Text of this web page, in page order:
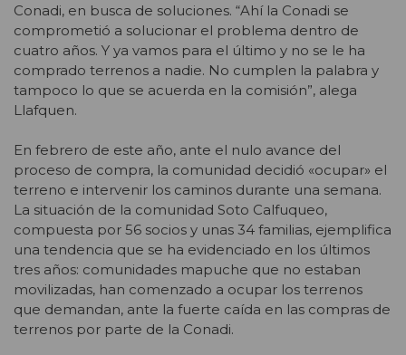
Conadi, en busca de soluciones. “Ahí la Conadi se
comprometió a solucionar el problema dentro de
cuatro años. Y ya vamos para el último y no se le ha
comprado terrenos a nadie. No cumplen la palabra y
tampoco lo que se acuerda en la comisión”, alega
Llafquen.
En febrero de este año, ante el nulo avance del
proceso de compra, la comunidad decidió «ocupar» el
terreno e intervenir los caminos durante una semana.
La situación de la comunidad Soto Calfuqueo,
compuesta por 56 socios y unas 34 familias, ejemplifica
una tendencia que se ha evidenciado en los últimos
tres años: comunidades mapuche que no estaban
movilizadas, han comenzado a ocupar los terrenos
que demandan, ante la fuerte caída en las compras de
terrenos por parte de la Conadi.